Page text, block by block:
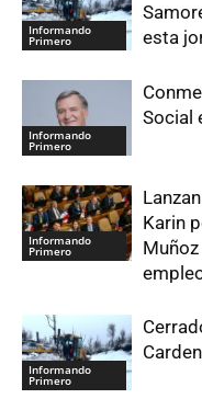
Informando
Primero
esta
Informando
Primero
Social
Informando
Primero
Karin
Informando
Primero